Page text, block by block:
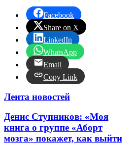
Facebook
Share on X
LinkedIn
WhatsApp
Email
Copy Link
Лента новостей
Денис Ступников: «Моя
книга о группе «Аборт
мозга» покажет, как выйти